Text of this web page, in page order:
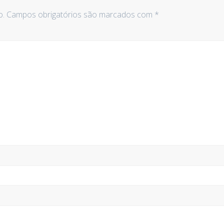
Campos obrigatórios são marcados com *